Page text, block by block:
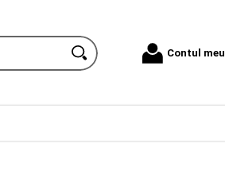
Contul meu